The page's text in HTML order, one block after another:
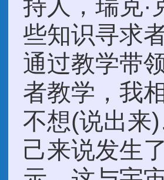
持人，瑞克·
些知识寻求
通过教学带
者教学，我
不想(说出来
己来说发生